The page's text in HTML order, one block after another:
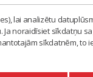
lai analizētu
noraidīsiet sīkdatņu
sīkdatnēm,